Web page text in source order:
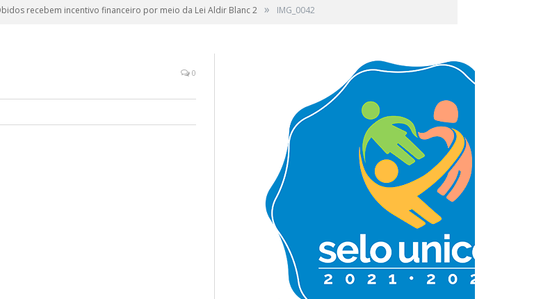
recebem incentivo financeiro por meio da Lei Aldir Blanc 2 » IMG_0042
0